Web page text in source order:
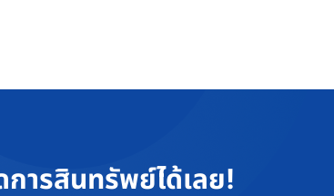
ารสินทรัพย์ได้เลย!